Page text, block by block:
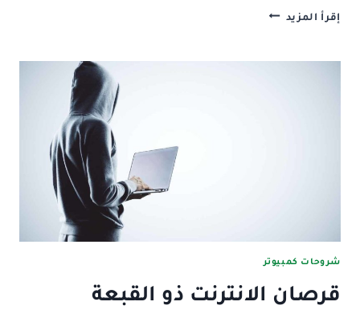
إقرأ المزيد عناصر
اهم
شروحات كمبيوتر
قرصان الانترنت ذو القبعة